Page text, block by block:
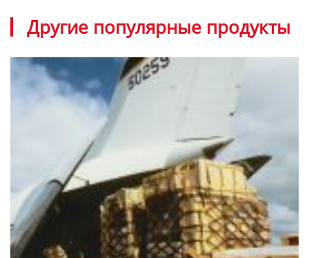
Другие популярные продукты